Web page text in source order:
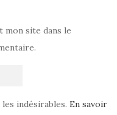
mon site dans le
indésirables. En savoir